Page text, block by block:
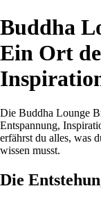
Buddha
Ein Ort
Die Buddha Lounge
Entspannung,
erfährst du alles, was
wissen musst.
Die